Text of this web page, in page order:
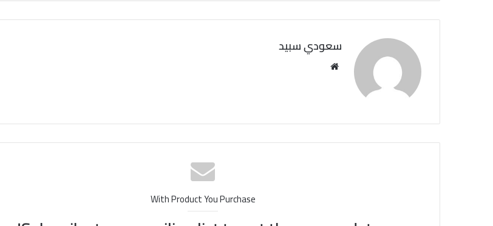
سعودي سبيد
With Product You Purchase